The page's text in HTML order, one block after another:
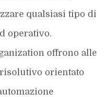
qualsiasi tipo di
operativo.
offrono alle
orientato